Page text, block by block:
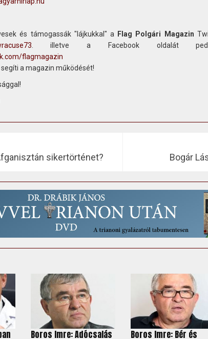
és támogassák "lájkukkal" a
Flag Polgári Magazin
. illetve a Facebook oldalát
flagmagazin
a magazin működését!
sikertörténet? Bogár
Boros Imre: Adócsalás
Boros Imre: Bér és